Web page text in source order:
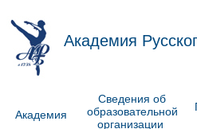
Академия
Академия
Сведения об
образовательной
организации